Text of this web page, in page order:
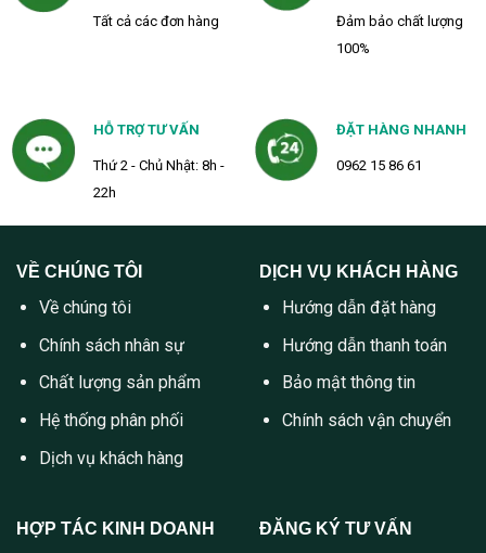
Tất cả các đơn hàng
Đảm bảo chất lượng
100%
HỖ TRỢ TƯ VẤN
Thứ 2 - Chủ Nhật: 8h -
22h
ĐẶT HÀNG NHANH
0962 15 86 61
VỀ CHÚNG TÔI
Về chúng tôi
Chính sách nhân sự
Chất lượng sản phẩm
Hệ thống phân phối
Dịch vụ khách hàng
DỊCH VỤ KHÁCH HÀNG
Hướng dẫn đặt hàng
Hướng dẫn thanh toán
Bảo mật thông tin
Chính sách vận chuyển
HỢP TÁC KINH DOANH ĐĂNG KÝ TƯ VẤN